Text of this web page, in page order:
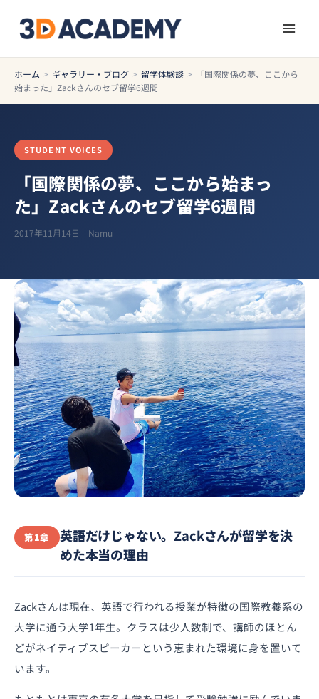
ホーム > ギャラリー・ブログ > 留学体験談 >
「国際関係の夢、ここから
始まった」Zackさんのセブ留学6週間
STUDENT VOICES
「国際関係の夢、ここから始まっ
た」Zackさんのセブ留学6週間
2017年11月14日 Namu
第1章
英語だけじゃない。Zackさんが留学を決
めた本当の理由
Zackさんは現在、英語で行われる授業が特徴の国際教養系の
大学に通う大学1年生。クラスは少人数制で、講師のほとん
どがネイティブスピーカーという恵まれた環境に身を置いて
います。